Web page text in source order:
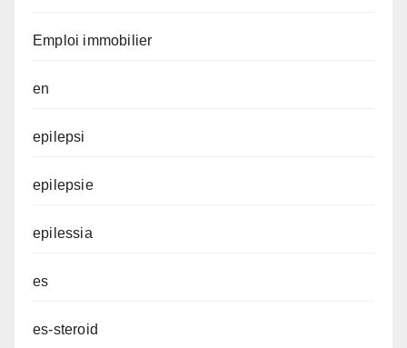
Emploi immobilier
en
epilepsi
epilepsie
epilessia
es
es-steroid